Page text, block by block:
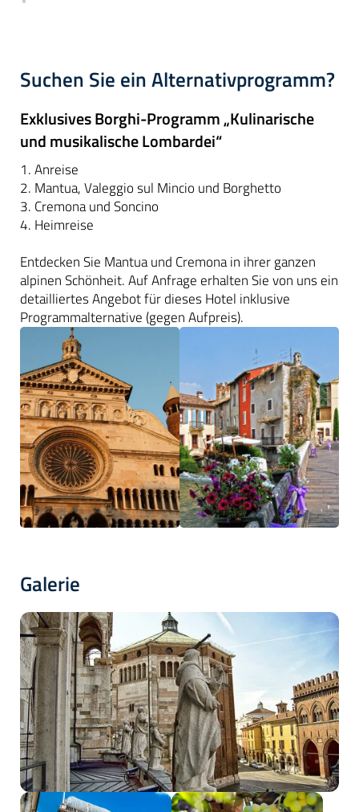
Suchen Sie ein Alternativprogramm?
Exklusives Borghi-Programm „Kulinarische
und musikalische Lombardei“
1. Anreise
2. Mantua, Valeggio sul Mincio und Borghetto
3. Cremona und Soncino
4. Heimreise
Entdecken Sie Mantua und Cremona in ihrer ganzen
alpinen Schönheit. Auf Anfrage erhalten Sie von uns ein
detailliertes Angebot für dieses Hotel inklusive
Programmalternative (gegen Aufpreis).
Galerie